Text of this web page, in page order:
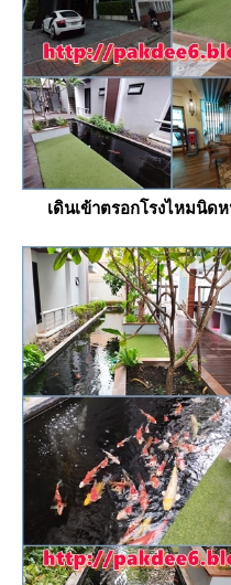
เดินเข้าตรอกโรงไหม